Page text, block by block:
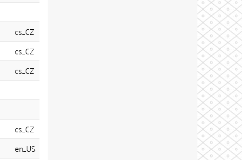
cs_CZ
cs_CZ
cs_CZ
cs_CZ
en_US